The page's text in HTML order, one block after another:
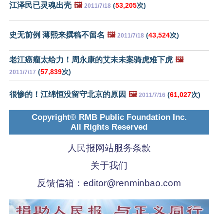
江泽民已灵魂出壳 🖼️ 2011/7/18 (53,205次)
史无前例 薄熙来撰稿不留名 🖼️ 2011/7/18 (43,524次)
老江癌瘤太给力！周永康的艾未未案骑虎难下虎 🖼️
2011/7/17 (57,839次)
很惨的！江绵恒没留守北京的原因 🖼️ 2011/7/16 (61,027次)
Copyright© RMB Public Foundation Inc.
All Rights Reserved
人民报网站服务条款
关于我们
反馈信箱： editor@renminbao.com